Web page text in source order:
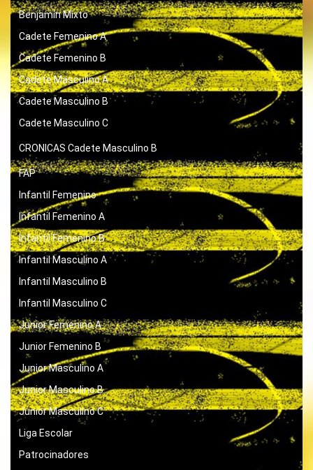
Benjamín Mixto
Cadete Femenino A
Cadete Femenino B
Cadete Masculino A
Cadete Masculino B
Cadete Masculino C
CRONICAS Cadete Masculino B
FAP
Infantil Femenino
Infantil Femenino A
Infantil Femenino B
Infantil Masculino A
Infantil Masculino B
Infantil Masculino C
Junior Femenino A
Junior Femenino B
Junior Masculino A
Junior Masculino B
Junior Masculino C
Liga Escolar
Patrocinadores